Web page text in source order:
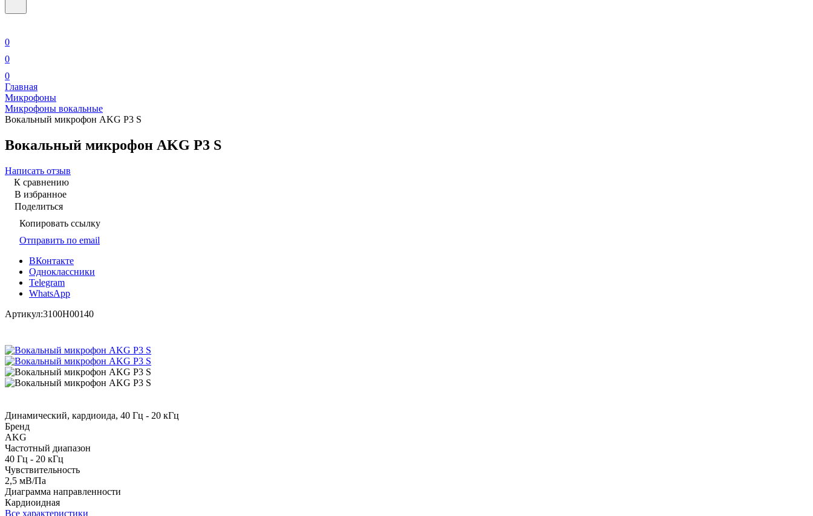
0
0
0
Главная
Микрофоны
Микрофоны вокальные
Вокальный микрофон AKG P3 S
Вокальный микрофон AKG P3 S
Написать отзыв
К сравнению
В избранное
Поделиться
Копировать ссылку
Отправить по email
ВКонтакте
Одноклассники
Telegram
WhatsApp
Артикул:3100H00140
Динамический, кардиоида, 40 Гц - 20 кГц
Бренд
AKG
Частотный диапазон
40 Гц - 20 кГц
Чувствительность
2,5 мВ/Па
Диаграмма направленности
Кардиоидная
Все характеристики